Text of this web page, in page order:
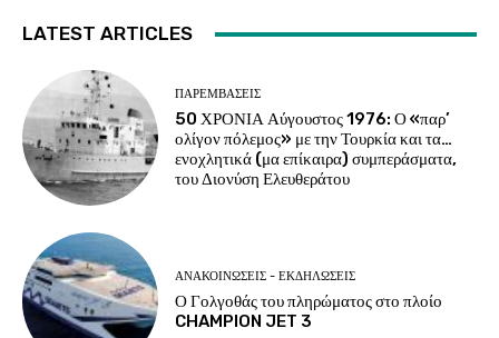
LATEST ARTICLES
ΠΑΡΕΜΒΑΣΕΙΣ
50 ΧΡΟΝΙΑ Αύγουστος 1976: Ο «παρ’
ολίγον πόλεμος» με την Τουρκία και τα…
ενοχλητικά (μα επίκαιρα) συμπεράσματα,
του Διονύση Ελευθεράτου
ΑΝΑΚΟΙΝΩΣΕΙΣ - ΕΚΔΗΛΩΣΕΙΣ
Ο Γολγοθάς του πληρώματος στο πλοίο
CHAMPION JET 3